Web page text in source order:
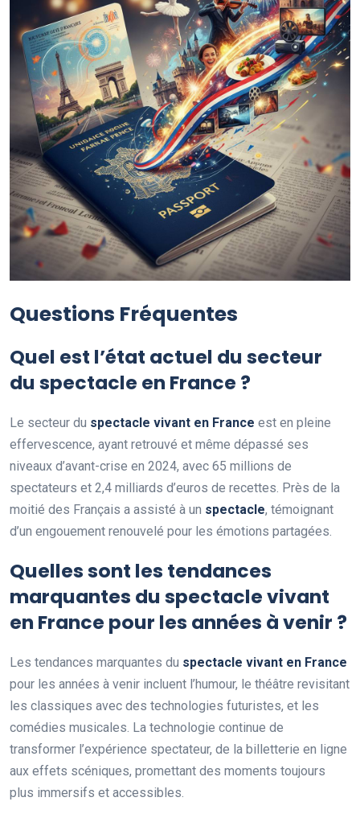
Questions Fréquentes
Quel est l’état actuel du secteur
du spectacle en France ?
Le secteur du spectacle vivant en France est en pleine
effervescence, ayant retrouvé et même dépassé ses
niveaux d’avant-crise en 2024, avec 65 millions de
spectateurs et 2,4 milliards d’euros de recettes. Près de la
moitié des Français a assisté à un spectacle, témoignant
d’un engouement renouvelé pour les émotions partagées.
Quelles sont les tendances
marquantes du spectacle vivant
en France pour les années à venir ?
Les tendances marquantes du spectacle vivant en France
pour les années à venir incluent l’humour, le théâtre revisitant
les classiques avec des technologies futuristes, et les
comédies musicales. La technologie continue de
transformer l’expérience spectateur, de la billetterie en ligne
aux effets scéniques, promettant des moments toujours
plus immersifs et accessibles.